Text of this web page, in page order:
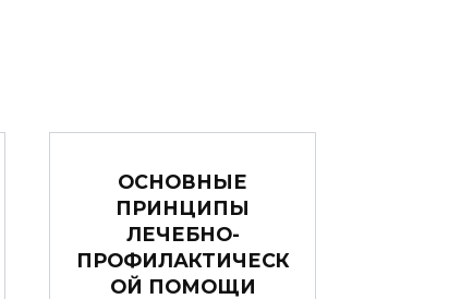
ОСНОВНЫЕ
ПРИНЦИПЫ
ЛЕЧЕБНО-
ПРОФИЛАКТИЧЕСК
ОЙ ПОМОЩИ